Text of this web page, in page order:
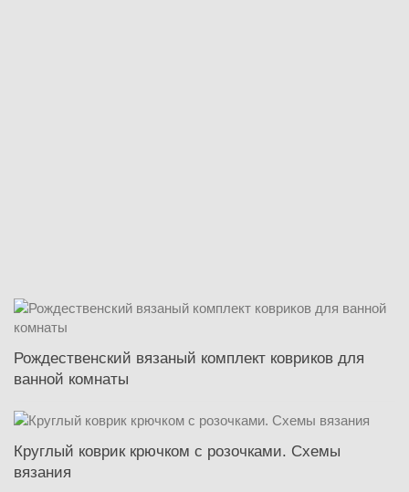
Рождественский вязаный комплект ковриков для
ванной комнаты
Круглый коврик крючком с розочками. Схемы
вязания